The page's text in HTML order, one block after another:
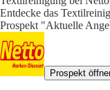
Entdecke das
Prospekt "Aktuelle
Prospekt